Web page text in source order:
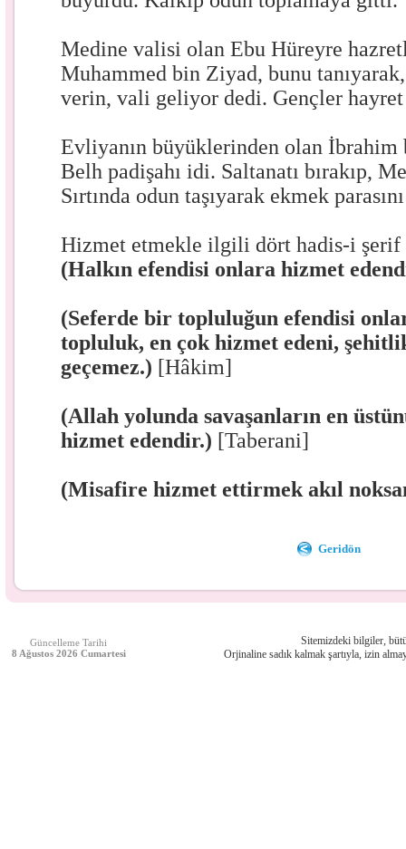
Medine valisi olan Ebu Hüreyre
Muhammed bin Ziyad, bunu
verin, vali geliyor dedi. Gençler
Evliyanın büyüklerinden olan İbrahim
Belh padişahı idi. Saltanatı bırakıp,
Sırtında odun taşıyarak ekmek
Hizmet etmekle ilgili dört hadis-i
(Halkın efendisi onlara hizmet
(Seferde bir topluluğun efendisi
topluluk, en çok hizmet edeni,
geçemez.) [Hâkim]
(Allah yolunda savaşanların en
hizmet edendir.) [Taberani]
(Misafire hizmet ettirmek akıl
Geridön
Güncelleme Tarihi
8 Ağustos 2026 Cumartesi
Sitemizdeki bilgiler,
Orjinaline sadık kalmak şartıyla, izin